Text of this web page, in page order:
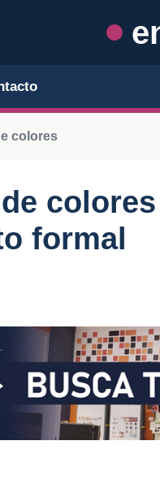
colores
formal